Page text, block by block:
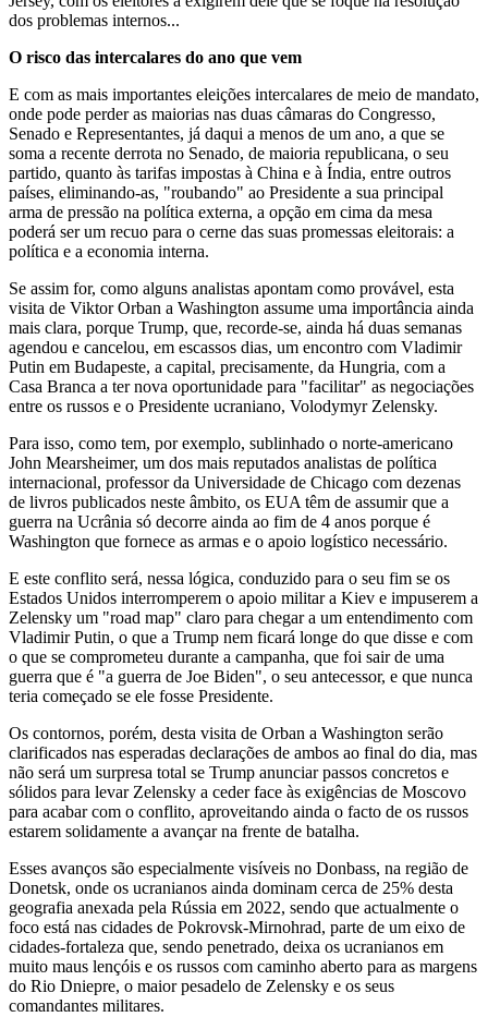
dos problemas internos...
O risco das intercalares do ano que vem
E com as mais importantes eleições intercalares de meio de mandato,
onde pode perder as maiorias nas duas câmaras do Congresso,
Senado e Representantes, já daqui a menos de um ano, a que se
soma a recente derrota no Senado, de maioria republicana, o seu
partido, quanto às tarifas impostas à China e à Índia, entre outros
países, eliminando-as, "roubando" ao Presidente a sua principal
arma de pressão na política externa, a opção em cima da mesa
poderá ser um recuo para o cerne das suas promessas eleitorais: a
política e a economia interna.
Se assim for, como alguns analistas apontam como provável, esta
visita de Viktor Orban a Washington assume uma importância ainda
mais clara, porque Trump, que, recorde-se, ainda há duas semanas
agendou e cancelou, em escassos dias, um encontro com Vladimir
Putin em Budapeste, a capital, precisamente, da Hungria, com a
Casa Branca a ter nova oportunidade para "facilitar" as negociações
entre os russos e o Presidente ucraniano, Volodymyr Zelensky.
Para isso, como tem, por exemplo, sublinhado o norte-americano
John Mearsheimer, um dos mais reputados analistas de política
internacional, professor da Universidade de Chicago com dezenas
de livros publicados neste âmbito, os EUA têm de assumir que a
guerra na Ucrânia só decorre ainda ao fim de 4 anos porque é
Washington que fornece as armas e o apoio logístico necessário.
E este conflito será, nessa lógica, conduzido para o seu fim se os
Estados Unidos interromperem o apoio militar a Kiev e impuserem a
Zelensky um "road map" claro para chegar a um entendimento com
Vladimir Putin, o que a Trump nem ficará longe do que disse e com
o que se comprometeu durante a campanha, que foi sair de uma
guerra que é "a guerra de Joe Biden", o seu antecessor, e que nunca
teria começado se ele fosse Presidente.
Os contornos, porém, desta visita de Orban a Washington serão
clarificados nas esperadas declarações de ambos ao final do dia, mas
não será um surpresa total se Trump anunciar passos concretos e
sólidos para levar Zelensky a ceder face às exigências de Moscovo
para acabar com o conflito, aproveitando ainda o facto de os russos
estarem solidamente a avançar na frente de batalha.
Esses avanços são especialmente visíveis no Donbass, na região de
Donetsk, onde os ucranianos ainda dominam cerca de 25% desta
geografia anexada pela Rússia em 2022, sendo que actualmente o
foco está nas cidades de Pokrovsk-Mirnohrad, parte de um eixo de
cidades-fortaleza que, sendo penetrado, deixa os ucranianos em
muito maus lençóis e os russos com caminho aberto para as margens
do Rio Dniepre, o maior pesadelo de Zelensky e os seus
comandantes militares.